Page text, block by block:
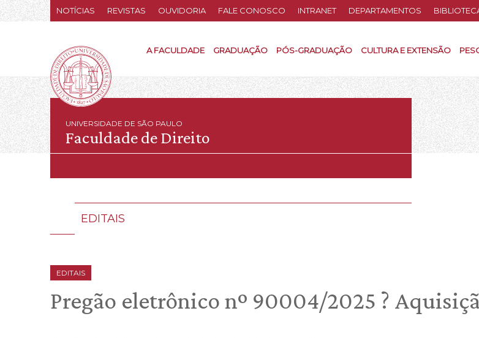
NOTÍCIAS REVISTAS OUVIDORIA FALE CONOSCO INTRANET DEPARTAMENTOS
A FACULDADE GRADUAÇÃO PÓS-GRADUAÇÃO CULTURA E EXTENSÃO
UNIVERSIDADE DE SÃO PAULO
Faculdade de Direito
EDITAIS
EDITAIS
Pregão eletrônico nº 90004/2025 ?